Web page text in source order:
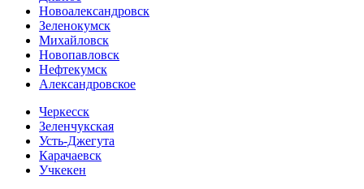
Новоалександровск
Зеленокумск
Михайловск
Новопавловск
Нефтекумск
Александровское
Черкесск
Зеленчукская
Усть-Джегута
Карачаевск
Учкекен